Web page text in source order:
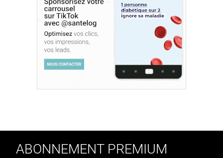
ABONNEMENT PREMIUM